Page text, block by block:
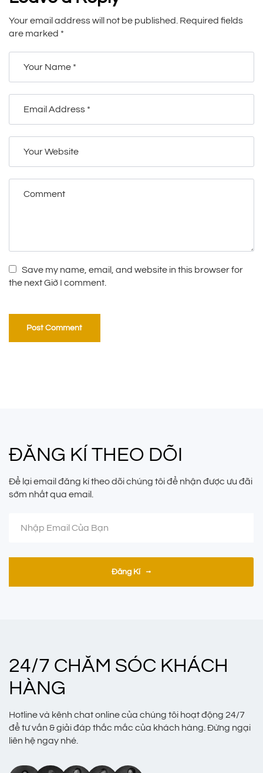
Your email address will not be published. Required fields
are marked *
Save my name, email, and website in this browser for
the next Giờ I comment.
ĐĂNG KÍ THEO DÕI
Để lại email đăng kí theo dõi chúng tôi để nhận được ưu đãi
sớm nhất qua email.
Đăng Kí
24/7 CHĂM SÓC KHÁCH
HÀNG
Hotline và kênh chat online của chúng tôi hoạt động 24/7
để tư vấn & giải đáp thắc mắc của khách hàng. Đừng ngại
liên hệ ngay nhé.